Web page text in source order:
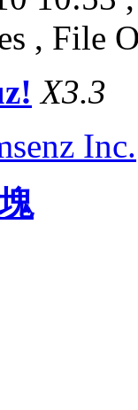
, File
X3.3
Inc.